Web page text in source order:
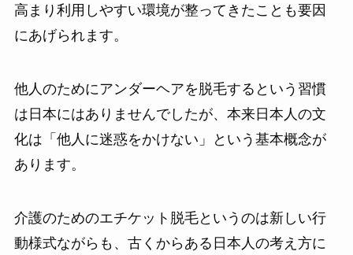
高まり利用しやすい環境が整ってきたことも要因
にあげられます。
他人のためにアンダーヘアを脱毛するという習慣
は日本にはありませんでしたが、本来日本人の文
化は「他人に迷惑をかけない」という基本概念が
あります。
介護のためのエチケット脱毛というのは新しい行
動様式ながらも、古くからある日本人の考え方に